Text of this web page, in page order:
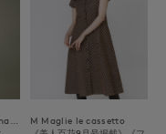
M Maglie le cassetto